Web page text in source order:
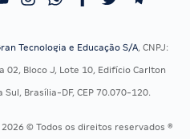
Tecnologia e Educação S/A, CNPJ:
02, Bloco J, Lote 10, Edifício Carlton
Sul, Brasília-DF, CEP 70.070-120.
© Todos os direitos reservados ®